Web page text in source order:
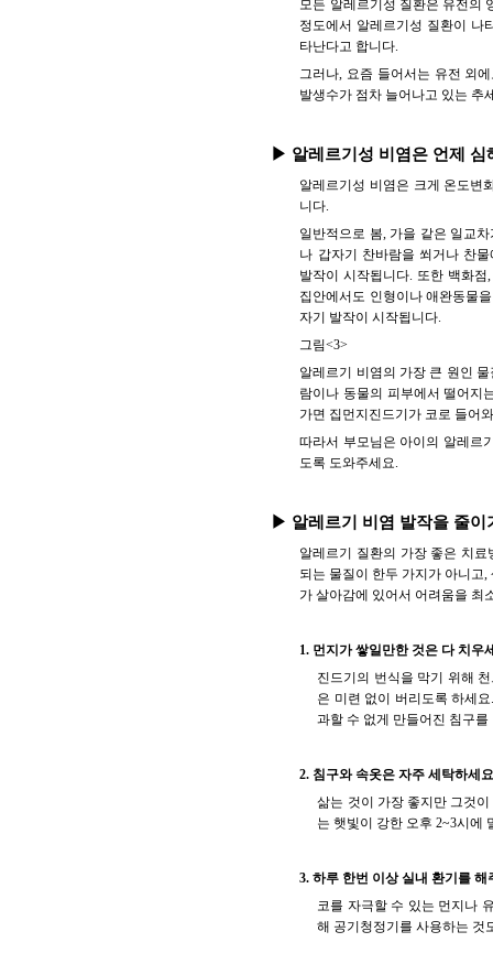
모든 알레르기성 질환은 유전의
정도에서 알레르기성 질환이 나
타난다고 합니다.
그러나, 요즘 들어서는 유전 외
발생수가 점차 늘어나고 있는 추
▶ 알레르기성 비염은 언제 심
알레르기성 비염은 크게 온도변
니다.
일반적으로 봄, 가을 같은 일교
나 갑자기 찬바람을 쐬거나 찬
발작이 시작됩니다. 또한 백화
집안에서도 인형이나 애완동물
자기 발작이 시작됩니다.
그림<3>
알레르기 비염의 가장 큰 원인
람이나 동물의 피부에서 떨어지
가면 집먼지진드기가 코로 들어
따라서 부모님은 아이의 알레르
도록 도와주세요.
▶ 알레르기 비염 발작을 줄
알레르기 질환의 가장 좋은 치
되는 물질이 한두 가지가 아니고
가 살아감에 있어서 어려움을 최
1. 먼지가 쌓일만한 것은 다 치우
진드기의 번식을 막기 위해
은 미련 없이 버리도록 하세
과할 수 없게 만들어진 침구
2. 침구와 속옷은 자주 세탁하세
삶는 것이 가장 좋지만 그것
는 햇빛이 강한 오후 2~3시에
3. 하루 한번 이상 실내 환기를 해
코를 자극할 수 있는 먼지나
해 공기청정기를 사용하는 것